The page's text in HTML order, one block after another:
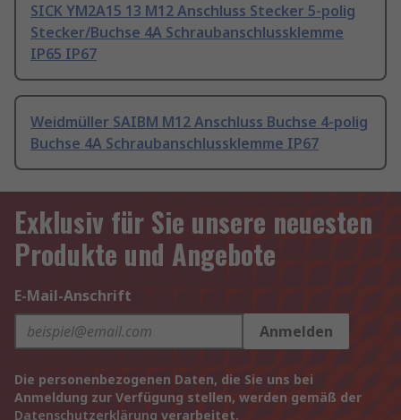
SICK YM2A15 13 M12 Anschluss Stecker 5-polig
Stecker/Buchse 4A Schraubanschlussklemme
IP65 IP67
Weidmüller SAIBM M12 Anschluss Buchse 4-polig
Buchse 4A Schraubanschlussklemme IP67
Exklusiv für Sie unsere neuesten
Produkte und Angebote
E-Mail-Anschrift
Anmelden
Die personenbezogenen Daten, die Sie uns bei
Anmeldung zur Verfügung stellen, werden gemäß der
Datenschutzerklärung verarbeitet.